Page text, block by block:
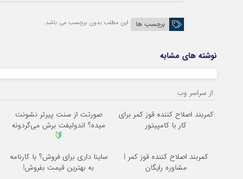
برچسب ها این مطلب بدون برچسب می باشد.
نوشته های مشابه
از سراسر وب
کمربند اصلاح کننده قوز کمر برای
کار با کامپیتور
صورتت از سنت پیرتر نشونت
میده؟ اندولیفت برش می‌گردونه
کمربند اصلاح کننده قوز کمر |
مشاوره رایگان
ساینا داری برای فروش؟ با کارنامه
به بهترین قیمت بفروش!